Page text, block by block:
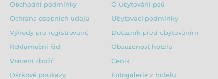
Obchodní podmínky
Ochrana osobních údajů
Výhody pro registrované
Reklamační řád
Vrácení zboží
Dárkové poukazy
O ubytování psů
Ubytovací podmínky
Dotazník před ubytováním
Obsazenost hotelu
Ceník
Fotogalerie z hotelu